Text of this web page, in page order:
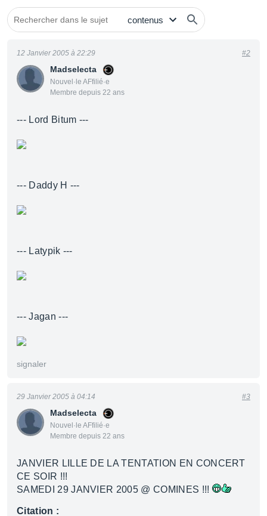
Madselecta
Nouvel·le AFfilié·e
Membre depuis 22 ans
12 Janvier 2005 à 22:29 #2
--- Lord Bitum ---
--- Daddy H ---
--- Latypik ---
--- Jagan ---
signaler
Madselecta
Nouvel·le AFfilié·e
Membre depuis 22 ans
29 Janvier 2005 à 04:14 #3
JANVIER LILLE DE LA TENTATION EN CONCERT
CE SOIR !!!
SAMEDI 29 JANVIER 2005 @ COMINES !!!
Citation :